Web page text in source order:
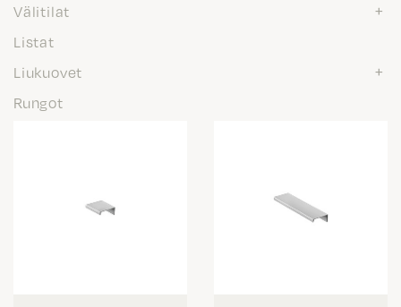
Välitilat
Listat
Liukuovet
Rungot